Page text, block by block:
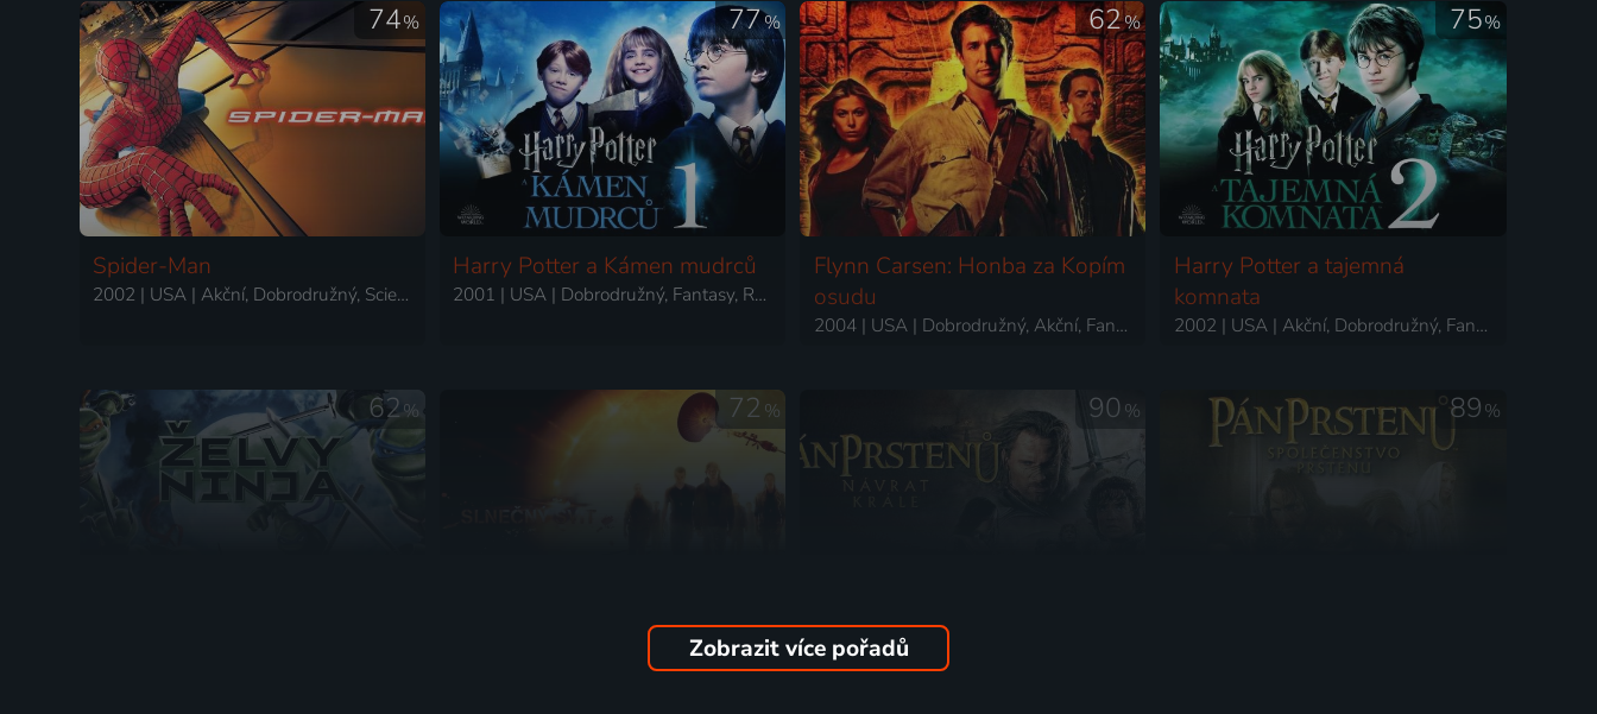
74%
Spider-Man
2002 | USA | Akční, Dobrodružný, Science Fiction
77%
Harry Potter a Kámen mudrců
2001 | USA | Dobrodružný, Fantasy, Rodinný
62%
Flynn Carsen: Honba za Kopím
osudu
2004 | USA | Dobrodružný, Akční, Fantasy, Komedie
75%
Harry Potter a tajemná
komnata
2002 | USA | Akční, Dobrodružný, Fantasy, Mysteriózní, Rodinný
62% 72 % 90%
Pán prstenů: Návrat krále
89%
Zobrazit více pořadů